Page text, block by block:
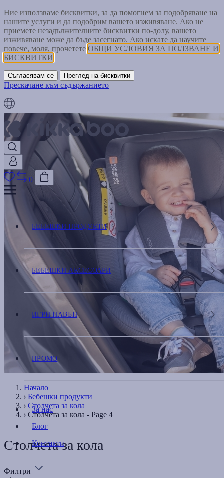
Ние използваме бисквитки, за да помогнем за подобряване на
нашите услуги и да подобрим вашето изживяване. Ако не
приемете незадължителните бисквитки по-долу, вашето
изживяване може да бъде засегнато. Ако искате да научите
повече, моля, прочетете ОБЩИ УСЛОВИЯ ЗА ПОЛЗВАНЕ И
БИСКВИТКИ
Съгласявам се Преглед на бисквитки
Прескачане към съдържанието
0
БЕБЕШКИ ПРОДУКТИ
БЕБЕШКИ АКСЕСОАРИ
ИГРИ НАВЪН
ПРОМО
За нас
Блог
Контакти
Начало
Бебешки продукти
Столчета за кола
Столчета за кола - Page 4
Столчета за кола
Филтри